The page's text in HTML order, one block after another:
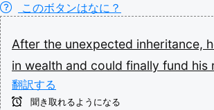
このボタンはなに？
After the unexpected inheritance,
in wealth and could finally fund his
翻訳する
聞き取れるようになる